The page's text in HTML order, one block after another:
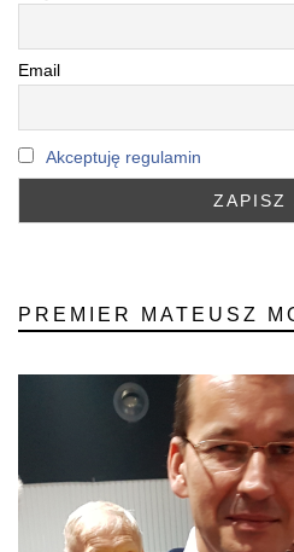
Email
Akceptuję regulamin
PREMIER MATEUSZ